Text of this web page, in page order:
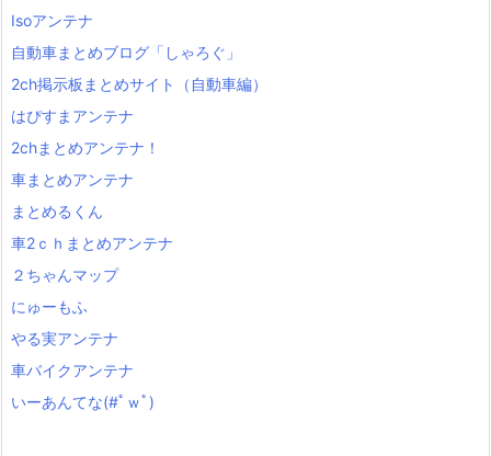
Isoアンテナ
自動車まとめブログ「しゃろぐ」
2ch掲示板まとめサイト（自動車編）
はぴすまアンテナ
2chまとめアンテナ！
車まとめアンテナ
まとめるくん
車2ｃｈまとめアンテナ
２ちゃんマップ
にゅーもふ
やる実アンテナ
車バイクアンテナ
いーあんてな(#ﾟｗﾟ)